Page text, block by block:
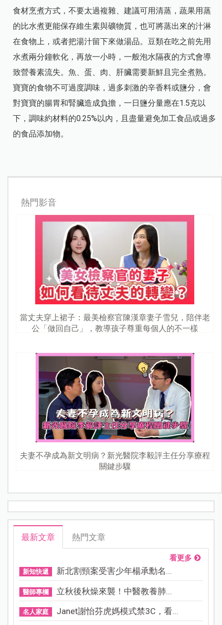
食材烹煮方式，不要太過複雜、建議可用清蒸，蔬果用蒸
的比水煮更能保存維生素與礦物質，也可將蒸出來的汁淋
在食物上，或者把湯汁留下來做湯品。豆類在吃之前先用
水煮兩分鐘軟化，再放一小時，一般泡水隔夜的方式會導
致營養素流失。魚、蛋、肉、肝臟需要新鮮且完全煮熟。
寶寶的食物不可過度調味，過多刺激的辛香料或鹽分，會
對寶寶的腸胃和腎臟造成負擔，一日鹽分量應在1.5克以
下，調味約材料的0.25%以內，且盡量避免加工食品或過多
的食品添加物。
熱門影音
當丈夫穿上裙子：最美檢察官陳漢章妻子雪兒，陪伴老
公「做回自己」，教導孩子尊重每個人的不一樣
夫妻不孕成為新文明病？新光醫院李毅評主任分享療程
關鍵步驟
最新文章 熱門文章
看更多
新知快遞 新北割頸案受害少年楊承勳名...
醫師專欄 立秋後秋燥來襲！中醫教養肺...
名人家庭 Janet謝怡芬虎媽模式禁3C，看...